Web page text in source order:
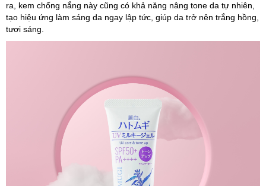
ra, kem chống nắng này cũng có khả năng nâng tone da tự nhiên,
tạo hiệu ứng làm sáng da ngay lập tức, giúp da trở nên trắng hồng,
tươi sáng.